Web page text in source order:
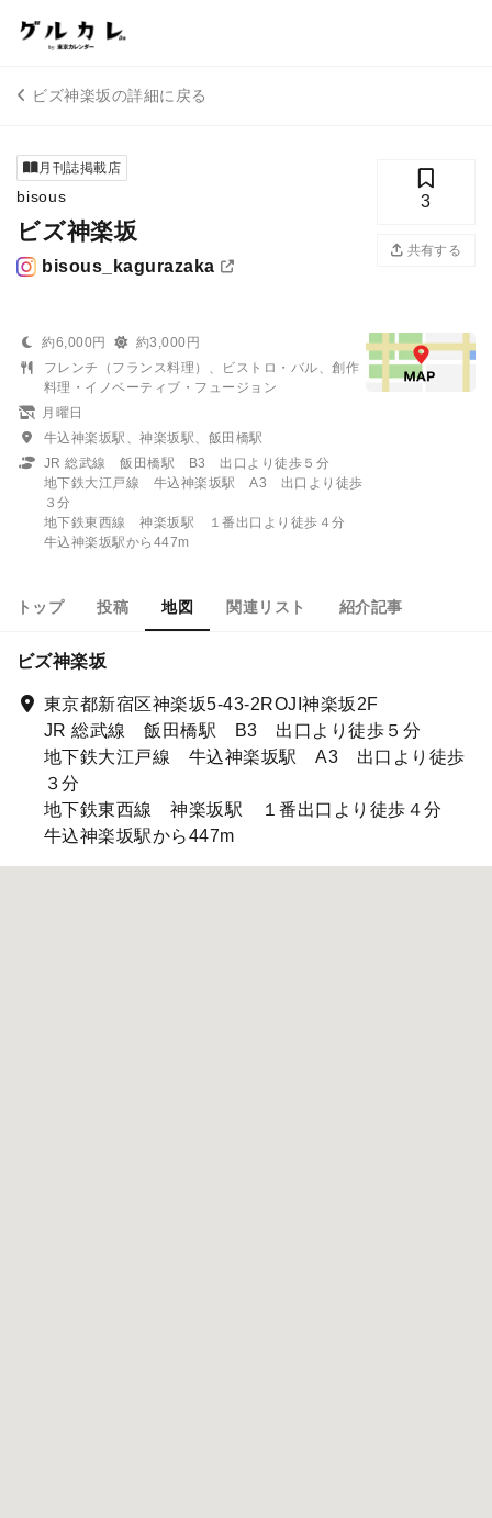
ビズ神楽坂の詳細に戻る
月刊誌掲載店
bisous
ビズ神楽坂
bisous_kagurazaka
3
共有する
約6,000円
約3,000円
フレンチ（フランス料理）、ビストロ・バル、創作
料理・イノベーティブ・フュージョン
月曜日
牛込神楽坂駅、神楽坂駅、飯田橋駅
JR 総武線 飯田橋駅 B3 出口より徒歩５分
地下鉄大江戸線 牛込神楽坂駅 A3 出口より徒歩
３分
地下鉄東西線 神楽坂駅 １番出口より徒歩４分
牛込神楽坂駅から447m
トップ 投稿 地図 関連リスト 紹介記事
ビズ神楽坂
東京都新宿区神楽坂5-43-2ROJI神楽坂2F
JR 総武線 飯田橋駅 B3 出口より徒歩５分
地下鉄大江戸線 牛込神楽坂駅 A3 出口より徒歩
３分
地下鉄東西線 神楽坂駅 １番出口より徒歩４分
牛込神楽坂駅から447m